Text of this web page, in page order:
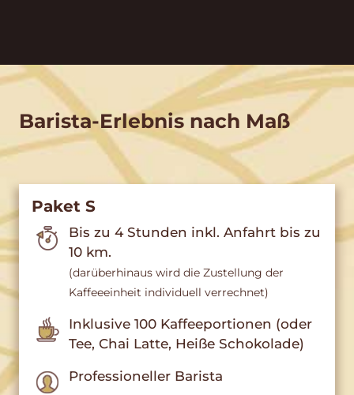
Barista-Erlebnis nach Maß
Paket S
Bis zu 4 Stunden inkl. Anfahrt bis zu
10 km.
(darüberhinaus wird die Zustellung der
Kaffeeeinheit individuell verrechnet)
Inklusive 100 Kaffeeportionen (oder
Tee, Chai Latte, Heiße Schokolade)
Professioneller Barista